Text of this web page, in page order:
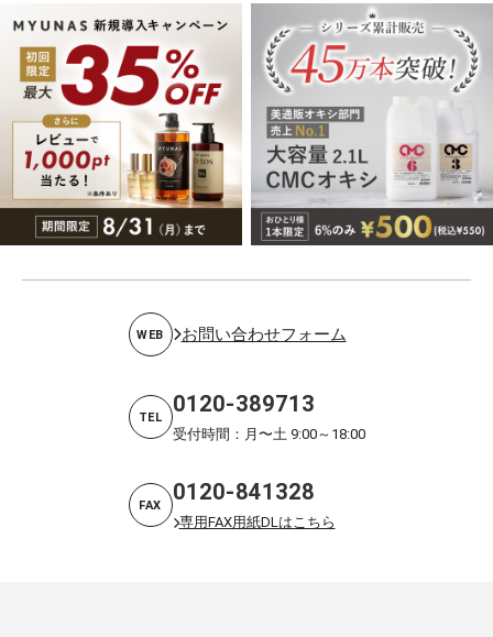
WEB お問い合わせフォーム
TEL 0120-389713
受付時間：月〜土 9:00～18:00
FAX 0120-841328
専用FAX用紙DLはこちら